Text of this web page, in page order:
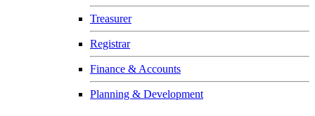
Treasurer
Registrar
Finance & Accounts
Planning & Development